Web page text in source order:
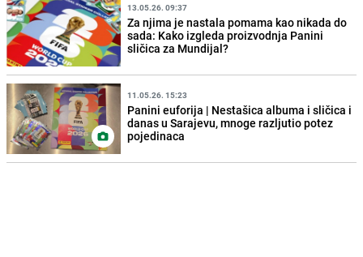
13.05.26. 09:37
Za njima je nastala pomama kao nikada do
sada: Kako izgleda proizvodnja Panini
sličica za Mundijal?
11.05.26. 15:23
Panini euforija | Nestašica albuma i sličica i
danas u Sarajevu, mnoge razljutio potez
pojedinaca